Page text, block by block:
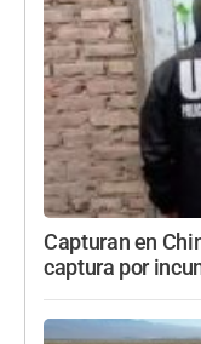
Capturan en
captura por